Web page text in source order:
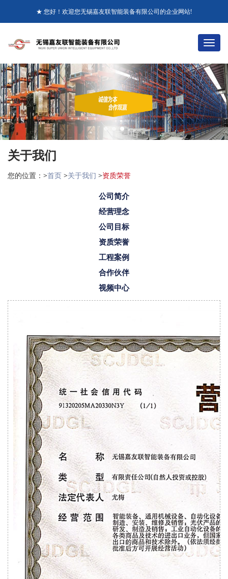
★ 您好！欢迎您无锡嘉友联智能装备有限公司的企业网站!
切
换
导
航
关于我们
您的位置：>首页 >关于我们 >资质荣誉
公司简介
经营理念
公司目标
资质荣誉
工程案例
合作伙伴
视频中心